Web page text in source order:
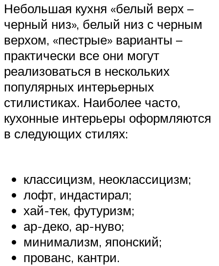
Небольшая кухня «белый верх –
черный низ», белый низ с черным
верхом, «пестрые» варианты –
практически все они могут
реализоваться в нескольких
популярных интерьерных
стилистиках. Наиболее часто,
кухонные интерьеры оформляются
в следующих стилях:
классицизм, неоклассицизм;
лофт, индастирал;
хай-тек, футуризм;
ар-деко, ар-нуво;
минимализм, японский;
прованс, кантри.